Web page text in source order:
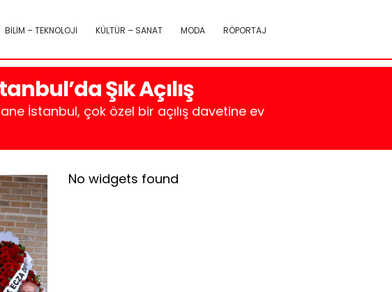
BİLİM – TEKNOLOJİ KÜLTÜR – SANAT MODA RÖPORTAJ
Şık Açılış
İstanbul, çok özel bir açılış davetine ev
No widgets found